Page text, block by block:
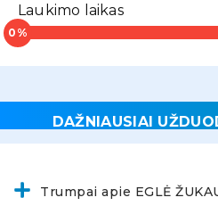
Laukimo laikas
DAŽNIAUSIAI
Trumpai apie EGLĖ